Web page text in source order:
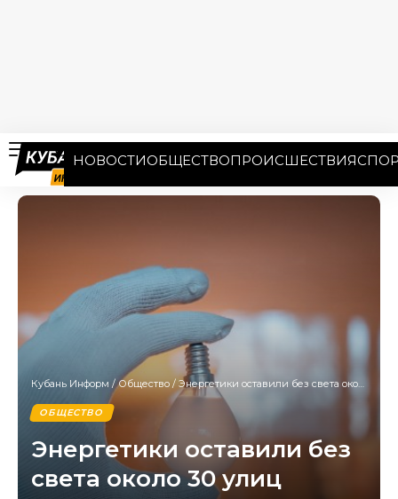
НОВОСТИОБЩЕСТВОПРОИСШЕСТВИЯ
Кубань Информ /Общество / Энергетики оставили без света около 30 улиц Краснодара, хутор и станицу
ОБЩЕСТВО
Энергетики оставили без
света около 30 улиц